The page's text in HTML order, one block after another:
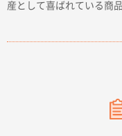
産として喜ばれている商品